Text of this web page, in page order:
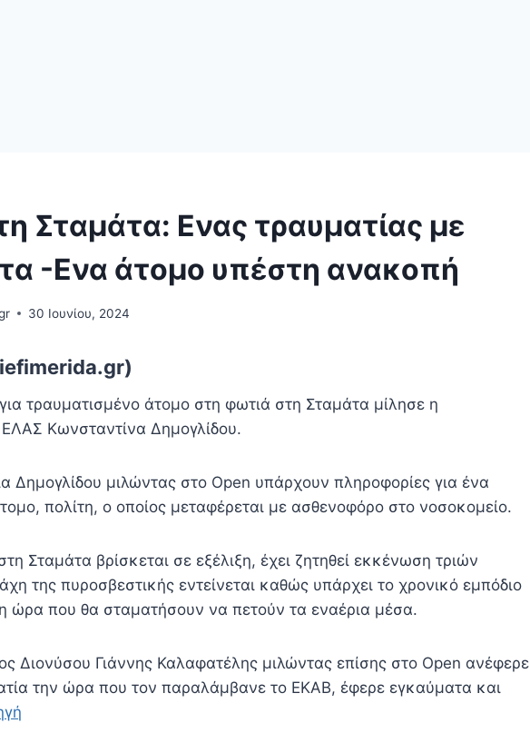
Σταμάτα: Ενας τραυματίας με
-Ενα άτομο υπέστη ανακοπή
30 Ιουνίου, 2024
τραυματισμένο άτομο στη φωτιά στη Σταμάτα μίλησε η
Κωνσταντίνα Δημογλίδου.
Δημογλίδου μιλώντας στο Open υπάρχουν πληροφορίες για ένα
πολίτη, ο οποίος μεταφέρεται με ασθενοφόρο στο νοσοκομείο.
Σταμάτα βρίσκεται σε εξέλιξη, έχει ζητηθεί εκκένωση τριών
της πυροσβεστικής εντείνεται καθώς υπάρχει το χρονικό εμπόδιο
ώρα που θα σταματήσουν να πετούν τα εναέρια μέσα.
Διονύσου Γιάννης Καλαφατέλης μιλώντας επίσης στο Open ανέφερε
την ώρα που τον παραλάμβανε το ΕΚΑΒ, έφερε εγκαύματα και